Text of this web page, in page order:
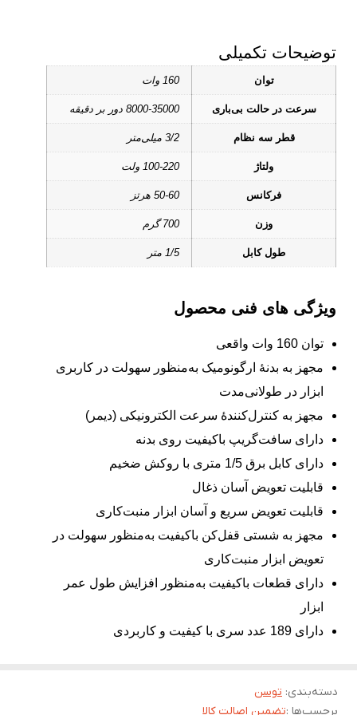
توضیحات تکمیلی
توان 160 وات
سرعت در حالت بی‌باری 8000-35000 دور بر دقیقه
قطر سه‌ نظام 3/2 میلی‌متر
ولتاژ 100-220 ولت
فرکانس 50-60 هرتز
وزن 700 گرم
طول کابل 1/5 متر
ویژگی های فنی محصول
توان 160 وات واقعی
مجهز به بدنۀ ارگونومیک به‌منظور سهولت در کاربری
ابزار در طولانی‌مدت
مجهز به کنترل‌کنندۀ سرعت الکترونیکی (دیمر)
دارای سافت‌گریپ باکیفیت روی بدنه
دارای کابل برق 1/5 متری با روکش ضخیم
قابلیت تعویض آسان ذغال
قابلیت تعویض سریع و آسان ابزار منبت‌کاری
مجهز به شستی قفل‌کن باکیفیت به‌منظور سهولت در
تعویض ابزار منبت‌کاری
دارای قطعات باکیفیت به‌منظور افزایش طول عمر
ابزار
دارای 189 عدد سری با کیفیت و کاربردی
دسته‌بندی: توسن
برچسب‌ها :تضمین اصالت کالا